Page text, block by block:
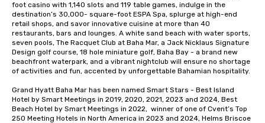
foot casino with 1,140 slots and 119 table games, indulge in the
destination’s 30,000- square-foot ESPA Spa, splurge at high-end
retail shops, and savor innovative cuisine at more than 40
restaurants, bars and lounges. A white sand beach with water sports,
seven pools, The Racquet Club at Baha Mar, a Jack Nicklaus Signature
Design golf course, 18 hole miniature golf, Baha Bay - a brand new
beachfront waterpark, and a vibrant nightclub will ensure no shortage
of activities and fun, accented by unforgettable Bahamian hospitality.
Grand Hyatt Baha Mar has been named Smart Stars - Best Island
Hotel by Smart Meetings in 2019, 2020, 2021, 2023 and 2024, Best
Beach Hotel by Smart Meetings in 2022,  winner of one of Cvent’s Top
250 Meeting Hotels in North America in 2023 and 2024, Helms Briscoe